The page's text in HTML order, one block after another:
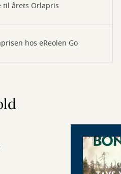
til årets Orlapris
hos eReolen Go